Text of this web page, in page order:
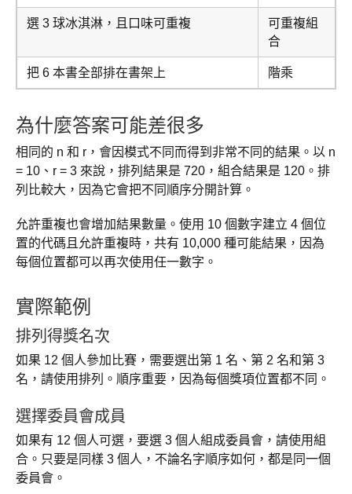
選 3 球冰淇淋，且口味可重複
可重複組
合
把 6 本書全部排在書架上 階乘
為什麼答案可能差很多
相同的 n 和 r，會因模式不同而得到非常不同的結果。以 n
= 10、r = 3 來說，排列結果是 720，組合結果是 120。排
列比較大，因為它會把不同順序分開計算。
允許重複也會增加結果數量。使用 10 個數字建立 4 個位
置的代碼且允許重複時，共有 10,000 種可能結果，因為
每個位置都可以再次使用任一數字。
實際範例
排列得獎名次
如果 12 個人參加比賽，需要選出第 1 名、第 2 名和第 3
名，請使用排列。順序重要，因為每個獎項位置都不同。
選擇委員會成員
如果有 12 個人可選，要選 3 個人組成委員會，請使用組
合。只要是同樣 3 個人，不論名字順序如何，都是同一個
委員會。